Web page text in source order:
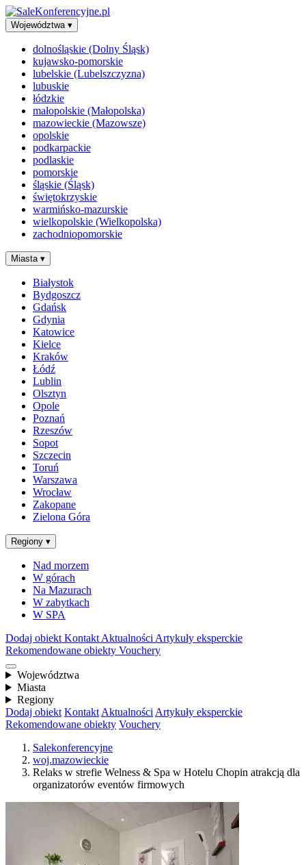
Województwa ▾
dolnośląskie (Dolny Śląsk)
kujawsko-pomorskie
lubelskie (Lubelszczyzna)
lubuskie
łódzkie
małopolskie (Małopolska)
mazowieckie (Mazowsze)
opolskie
podkarpackie
podlaskie
pomorskie
śląskie (Śląsk)
świętokrzyskie
warmińsko-mazurskie
wielkopolskie (Wielkopolska)
zachodniopomorskie
Miasta ▾
Białystok
Bydgoszcz
Gdańsk
Gdynia
Katowice
Kielce
Kraków
Łódź
Lublin
Olsztyn
Opole
Poznań
Rzeszów
Sopot
Szczecin
Toruń
Warszawa
Wrocław
Zakopane
Zielona Góra
Regiony ▾
Nad morzem
W górach
Na Mazurach
W zabytkach
W SPA
Dodaj obiekt Kontakt Aktualności Artykuły eksperckie
Rekomendowane obiekty Vouchery
Województwa
Miasta
Regiony
Dodaj obiekt Kontakt Aktualności Artykuły eksperckie
Rekomendowane obiekty Vouchery
Salekonferencyjne
woj.mazowieckie
Relaks w strefie Welness & Spa w Hotelu Chopin atrakcją dla
organizatorów eventów firmowych